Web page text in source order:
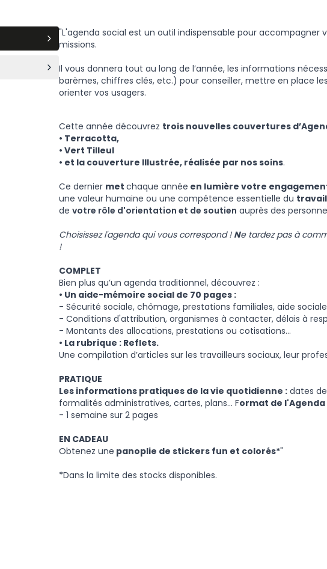
"L'agenda social est un outil indispensable pour accompagner
missions.
Il vous donnera tout au long de l’année, les informations
barèmes, chiffres clés, etc.) pour conseiller, mettre en place
orienter vos usagers.
Cette année découvrez trois nouvelles couvertures
• Terracotta,
• Vert Tilleul
• et la couverture Illustrée, réalisée par nos soins.
Ce dernier met chaque année en lumière votre
une valeur humaine ou une compétence essentielle du
de votre rôle d'orientation et de soutien auprès des
Choisissez l'agenda qui vous correspond ! Ne tardez pas à
!
COMPLET
Bien plus qu’un agenda traditionnel, découvrez :
• Un aide-mémoire social de 70 pages :
- Sécurité sociale, chômage, prestations familiales, aide
- Conditions d'attribution, organismes à contacter, délais à
- Montants des allocations, prestations ou cotisations…
• La rubrique : Reflets.
Une compilation d’articles sur les travailleurs sociaux, leur
PRATIQUE
Les informations pratiques de la vie quotidienne : dates
formalités administratives, cartes, plans... Format de l'Agenda
- 1 semaine sur 2 pages
EN CADEAU
Obtenez une panoplie de stickers fun et colorés*"
*Dans la limite des stocks disponibles.